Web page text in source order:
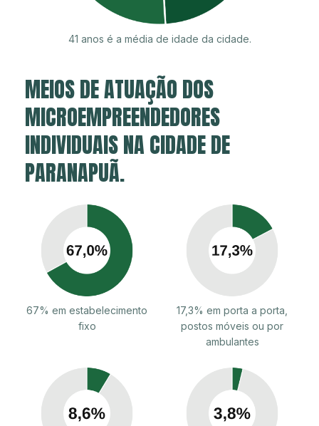
41 anos é a média de idade da cidade.
MEIOS DE ATUAÇÃO DOS
MICROEMPREENDEDORES
INDIVIDUAIS NA CIDADE DE
PARANAPUÃ.
67% em estabelecimento
fixo
17,3% em porta a porta,
postos móveis ou por
ambulantes